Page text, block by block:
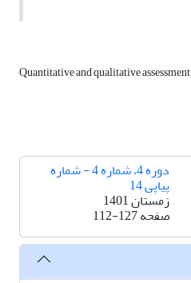
Quantitative and qualitative assessment
دوره 4، شماره 4 - شماره
پیاپی 14
زمستان 1401
صفحه112-127